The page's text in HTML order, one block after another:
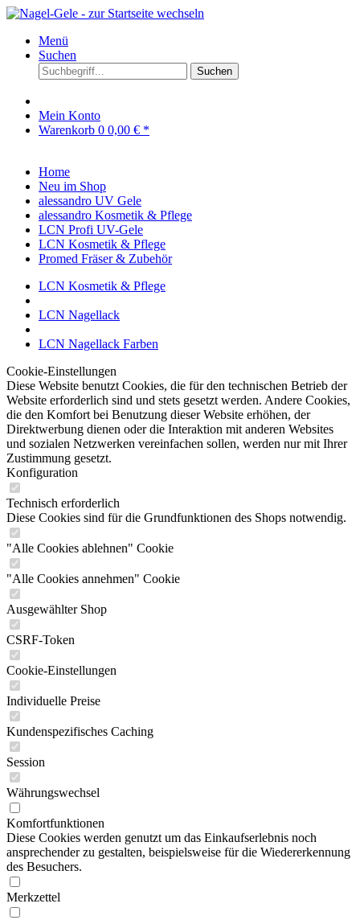
Menü
Suchen
Suchen
Mein Konto
Warenkorb 0 0,00 € *
Home
Neu im Shop
alessandro UV Gele
alessandro Kosmetik & Pflege
LCN Profi UV-Gele
LCN Kosmetik & Pflege
Promed Fräser & Zubehör
LCN Kosmetik & Pflege
LCN Nagellack
LCN Nagellack Farben
Cookie-Einstellungen
Diese Website benutzt Cookies, die für den technischen Betrieb der
Website erforderlich sind und stets gesetzt werden. Andere Cookies,
die den Komfort bei Benutzung dieser Website erhöhen, der
Direktwerbung dienen oder die Interaktion mit anderen Websites
und sozialen Netzwerken vereinfachen sollen, werden nur mit Ihrer
Zustimmung gesetzt.
Konfiguration
Technisch erforderlich
Diese Cookies sind für die Grundfunktionen des Shops notwendig.
"Alle Cookies ablehnen" Cookie
"Alle Cookies annehmen" Cookie
Ausgewählter Shop
CSRF-Token
Cookie-Einstellungen
Individuelle Preise
Kundenspezifisches Caching
Session
Währungswechsel
Komfortfunktionen
Diese Cookies werden genutzt um das Einkaufserlebnis noch
ansprechender zu gestalten, beispielsweise für die Wiedererkennung
des Besuchers.
Merkzettel